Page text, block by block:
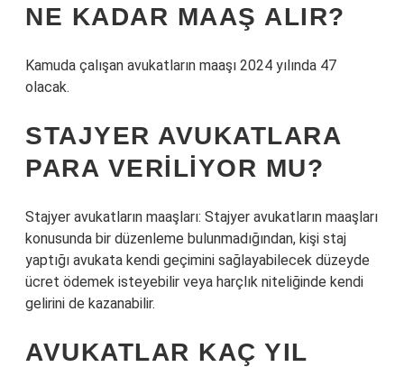
NE KADAR MAAŞ ALIR?
Kamuda çalışan avukatların maaşı 2024 yılında 47
olacak.
STAJYER AVUKATLARA
PARA VERILIYOR MU?
Stajyer avukatların maaşları: Stajyer avukatların maaşları
konusunda bir düzenleme bulunmadığından, kişi staj
yaptığı avukata kendi geçimini sağlayabilecek düzeyde
ücret ödemek isteyebilir veya harçlık niteliğinde kendi
gelirini de kazanabilir.
AVUKATLAR KAÇ YIL